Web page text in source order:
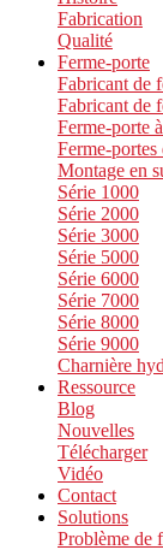
Fabrication
Qualité
Ferme-porte
Fabricant de
Fabricant de
Ferme-porte
Ferme-portes
Montage en
Série 1000
Série 2000
Série 3000
Série 5000
Série 6000
Série 7000
Série 8000
Série 9000
Charnière
Ressource
Blog
Nouvelles
Télécharger
Vidéo
Contact
Solutions
Problème de